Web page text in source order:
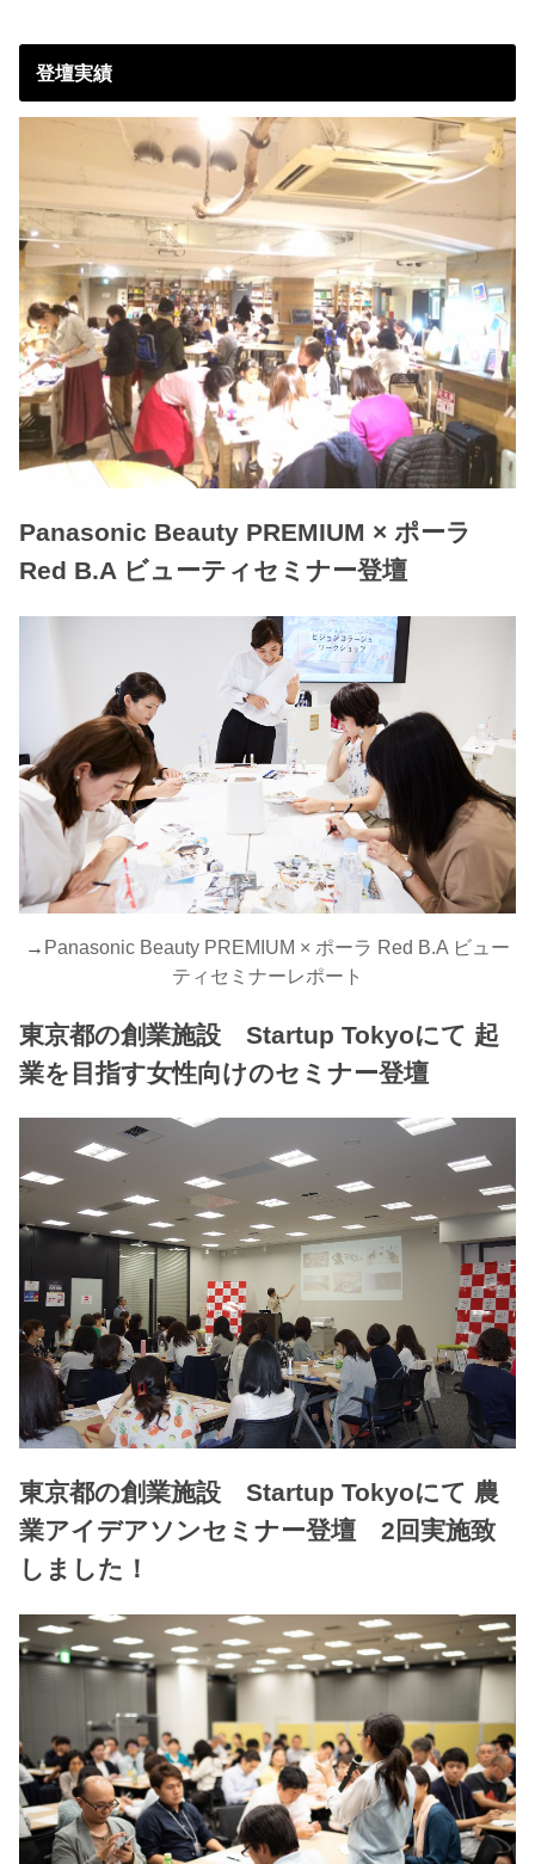
登壇実績
Panasonic Beauty PREMIUM × ポーラ
Red B.A ビューティセミナー登壇
→ Panasonic Beauty PREMIUM × ポーラ Red B.A ビュー
ティセミナーレポート
東京都の創業施設 Startup Tokyoにて 起
業を目指す女性向けのセミナー登壇
東京都の創業施設 Startup Tokyoにて 農
業アイデアソンセミナー登壇 2回実施致
しました！